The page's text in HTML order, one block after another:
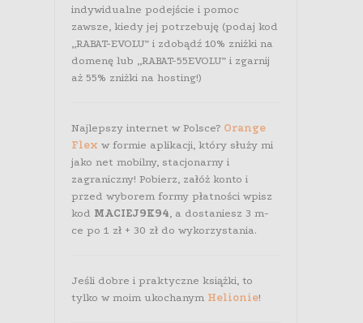
indywidualne podejście i pomoc
zawsze, kiedy jej potrzebuję (podaj kod
„RABAT-EVOLU” i zdobądź 10% zniżki na
domenę lub „RABAT-55EVOLU” i zgarnij
aż 55% zniżki na hosting!)
Najlepszy internet w Polsce? Orange
Flex w formie aplikacji, który służy mi
jako net mobilny, stacjonarny i
zagraniczny! Pobierz, załóż konto i
przed wyborem formy płatności wpisz
kod MACIEJ9K94, a dostaniesz 3 m-
ce po 1 zł + 30 zł do wykorzystania.
Jeśli dobre i praktyczne książki, to
tylko w moim ukochanym Helionie!